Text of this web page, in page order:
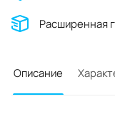
Расширенная
Описание